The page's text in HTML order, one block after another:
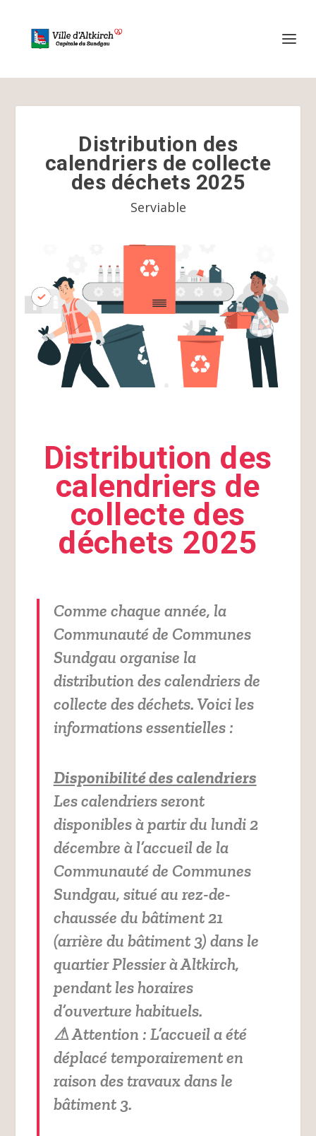
Distribution des
calendriers de collecte
des déchets 2025
Serviable
Distribution des
calendriers de
collecte des
déchets 2025
Comme chaque année, la
Communauté de Communes
Sundgau organise la
distribution des calendriers de
collecte des déchets. Voici les
informations essentielles :
Disponibilité des calendriers
Les calendriers seront
disponibles à partir du lundi 2
décembre à l’accueil de la
Communauté de Communes
Sundgau, situé au rez-de-
chaussée du bâtiment 21
(arrière du bâtiment 3) dans le
quartier Plessier à Altkirch,
pendant les horaires
d’ouverture habituels.
⚠ Attention : L’accueil a été
déplacé temporairement en
raison des travaux dans le
bâtiment 3.